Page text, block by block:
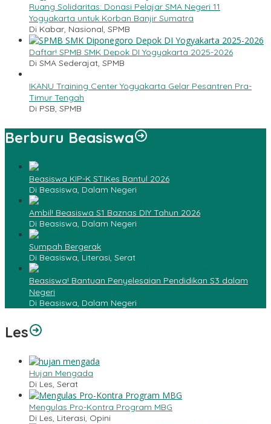
Ruang Solidaritas: Donasi Pelajar SMA Negeri 11
Yogyakarta untuk Korban Banjir Sumatra
Di Kabar, Nasional, SPMB
Daftar! SPMB SMK Depok DI Yogyakarta 2025-2026
Di SMA Sederajat, SPMB
IKANU Training Center Yogyakarta Gelar Pesantren Pra-
Timur Tengah
Di PSB, SPMB
Berburu Beasiswa
Beasiswa KIP-K STIKes Bantul 2026
Di Beasiswa, Dalam Negeri
Ambil! Beasiswa S1 Baznas DIY Tahun 2026
Di Beasiswa, Dalam Negeri
Sumpah Bergerak
Di Beasiswa, Literasi, Serat
Beasiswa! Bantuan Penyelesaian Pendidikan S3 dalam
Negeri
Di Beasiswa, Dalam Negeri
Les
Hujan Mengada
Di Les, Serat
Mengulas Pro-Kontra Program MBG
Di Les, Literasi, Opini